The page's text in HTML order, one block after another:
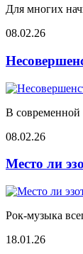
Для многих
08.02.26
В современной
08.02.26
Место ли
Рок-музыка
18.01.26